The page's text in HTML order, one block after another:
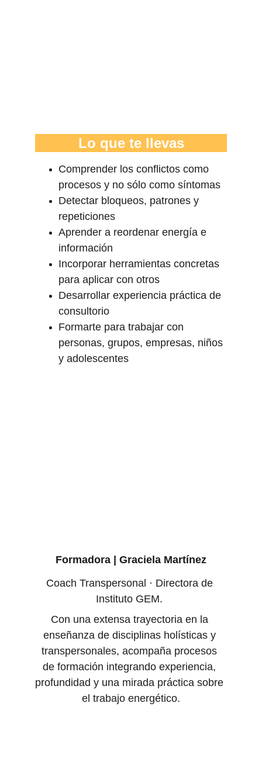
Lo que te llevas
Comprender los conflictos como
procesos y no sólo como síntomas
Detectar bloqueos, patrones y
repeticiones
Aprender a reordenar energía e
información
Incorporar herramientas concretas
para aplicar con otros
Desarrollar experiencia práctica de
consultorio
Formarte para trabajar con
personas, grupos, empresas, niños
y adolescentes
Formadora | Graciela Martínez
Coach Transpersonal · Directora de
Instituto GEM.
Con una extensa trayectoria en la
enseñanza de disciplinas holísticas y
transpersonales, acompaña procesos
de formación integrando experiencia,
profundidad y una mirada práctica sobre
el trabajo energético.